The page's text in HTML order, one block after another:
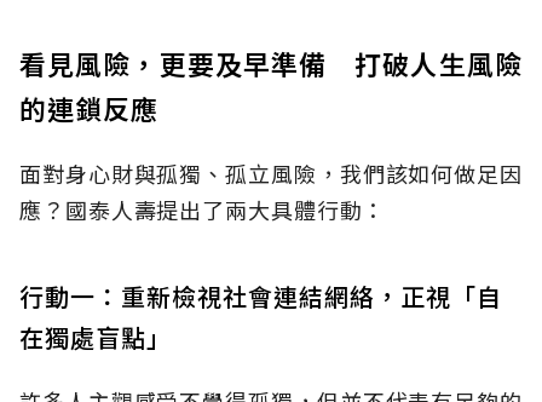
看見風險，更要及早準備 打破人生風險
的連鎖反應
面對身心財與孤獨、孤立風險，我們該如何做足因
應？國泰人壽提出了兩大具體行動：
行動一：重新檢視社會連結網絡，正視「自
在獨處盲點」